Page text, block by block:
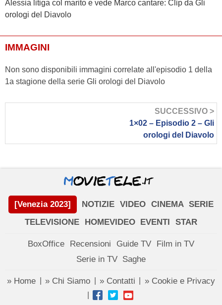
Alessia litiga col marito e vede Marco cantare: Clip da Gli
orologi del Diavolo
IMMAGINI
Non sono disponibili immagini correlate all'episodio 1 della
1a stagione della serie Gli orologi del Diavolo
SUCCESSIVO >
1×02 – Episodio 2 – Gli
orologi del Diavolo
[Venezia 2023] NOTIZIE VIDEO CINEMA SERIE
TELEVISIONE
HOMEVIDEO EVENTI STAR
BoxOffice Recensioni Guide TV
Film in TV
Serie in TV Saghe
» Home » Chi Siamo » Contatti » Cookie e Privacy